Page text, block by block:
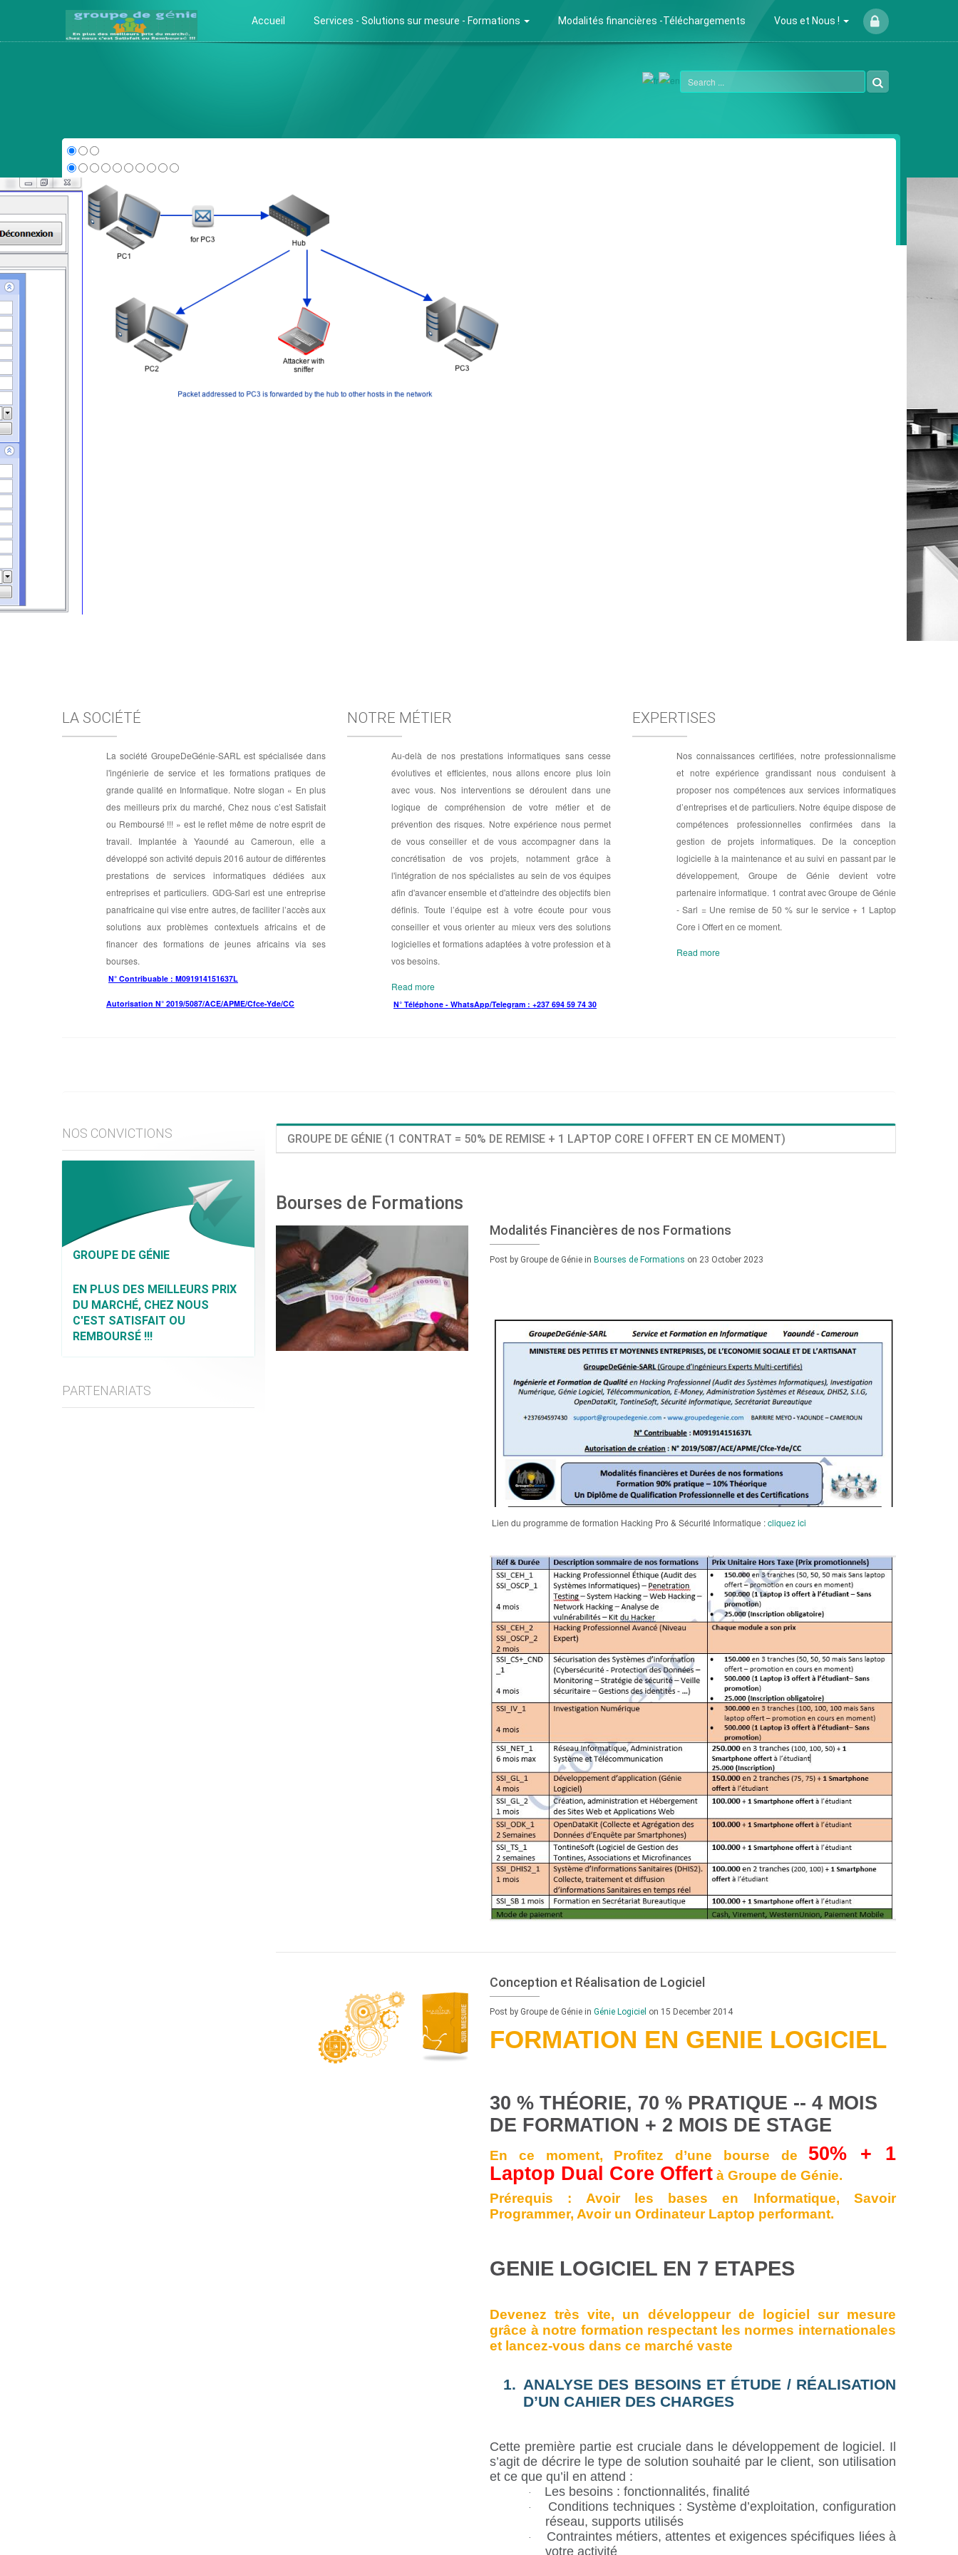
Accueil Services - Solutions sur mesure - Formations Modalités financières -Téléchargements Vous et Nous !
LA SOCIÉTÉ
La société GroupeDeGénie-SARL est spécialisée dans
l'ingénierie de service et les formations pratiques de
grande qualité en Informatique. Notre slogan « En plus
des meilleurs prix du marché, Chez nous c’est Satisfait
ou Remboursé !!! » est le reflet même de notre esprit de
travail. Implantée à Yaoundé au Cameroun, elle a
développé son activité depuis 2016 autour de différentes
prestations de services informatiques dédiées aux
entreprises et particuliers. GDG-Sarl est une entreprise
panafricaine qui vise entre autres, de faciliter l’accès aux
solutions aux problèmes contextuels africains et de
financer des formations de jeunes africains via ses
bourses.
N° Contribuable : M091914151637L
Autorisation N° 2019/5087/ACE/APME/Cfce-Yde/CC
NOTRE MÉTIER
Au-delà de nos prestations informatiques sans cesse
évolutives et efficientes, nous allons encore plus loin
avec vous. Nos interventions se déroulent dans une
logique de compréhension de votre métier et de
prévention des risques. Notre expérience nous permet
de vous conseiller et de vous accompagner dans la
concrétisation de vos projets, notamment grâce à
l'intégration de nos spécialistes au sein de vos équipes
afin d'avancer ensemble et d'atteindre des objectifs bien
définis. Toute l’équipe est à votre écoute pour vous
conseiller et vous orienter au mieux vers des solutions
logicielles et formations adaptées à votre profession et à
vos besoins.
Read more
N° Téléphone - WhatsApp/Telegram : +237 694 59 74 30
EXPERTISES
Nos connaissances certifiées, notre professionnalisme
et notre expérience grandissant nous conduisent à
proposer nos compétences aux services informatiques
d’entreprises et de particuliers. Notre équipe dispose de
compétences professionnelles confirmées dans la
gestion de projets informatiques. De la conception
logicielle à la maintenance et au suivi en passant par le
développement, Groupe de Génie devient votre
partenaire informatique. 1 contrat avec Groupe de Génie
- Sarl = Une remise de 50 % sur le service + 1 Laptop
Core i Offert en ce moment.
Read more
NOS CONVICTIONS
GROUPE DE GÉNIE
EN PLUS DES MEILLEURS PRIX
DU MARCHÉ, CHEZ NOUS
C'EST SATISFAIT OU
REMBOURSÉ !!!
PARTENARIATS
GROUPE DE GÉNIE (1 CONTRAT = 50% DE REMISE + 1 LAPTOP CORE I OFFERT EN CE MOMENT)
Bourses de Formations
Modalités Financières de nos Formations
Post by Groupe de Génie in Bourses de Formations on 23 October 2023
Lien du programme de formation Hacking Pro & Sécurité Informatique :cliquez ici
Conception et Réalisation de Logiciel
Post by Groupe de Génie in Génie Logiciel on 15 December 2014
FORMATION EN GENIE LOGICIEL
30 % THÉORIE, 70 % PRATIQUE -- 4 MOIS
DE FORMATION + 2 MOIS DE STAGE
En ce moment, Profitez d’une bourse de 50% + 1
Laptop Dual Core Offert à Groupe de Génie.
Prérequis : Avoir les bases en Informatique, Savoir
Programmer, Avoir un Ordinateur Laptop performant.
GENIE LOGICIEL EN 7 ETAPES
Devenez très vite, un développeur de logiciel sur mesure
grâce à notre formation respectant les normes internationales
et lancez-vous dans ce marché vaste
1. ANALYSE DES BESOINS ET ÉTUDE / RÉALISATION
D’UN CAHIER DES CHARGES
Cette première partie est cruciale dans le développement de logiciel. Il
s’agit de décrire le type de solution souhaité par le client, son utilisation
et ce que qu’il en attend :
· Les besoins : fonctionnalités, finalité
·
Conditions techniques : Système d’exploitation, configuration
réseau, supports utilisés
·
Contraintes métiers, attentes et exigences spécifiques liées à
votre activité